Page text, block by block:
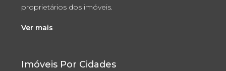
proprietários dos imóveis.
Ver mais
Imóveis Por Cidades